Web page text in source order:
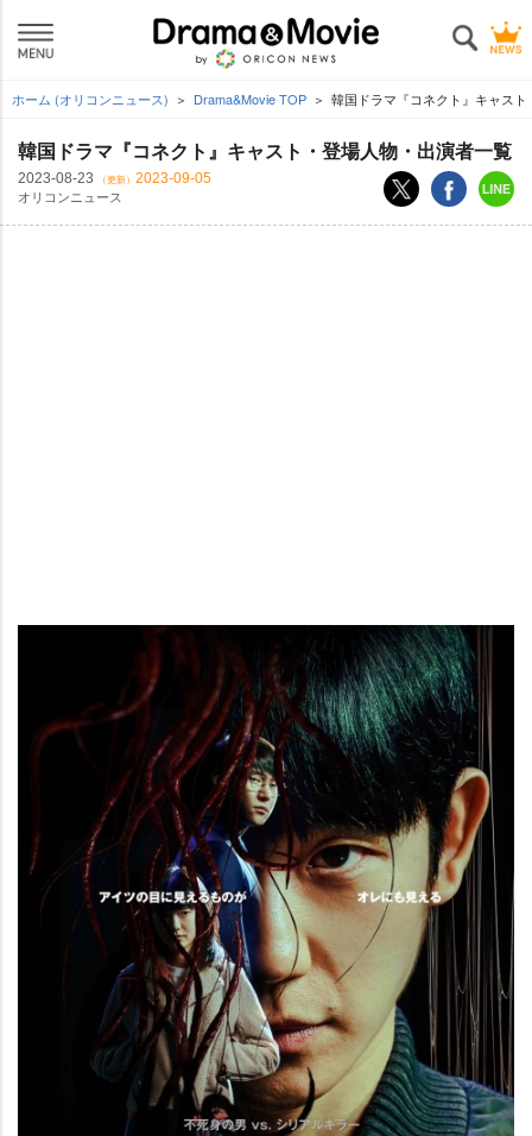
ホーム (オリコンニュース) Drama&Movie TOP 韓国ドラマ『コネクト』キャス
韓国ドラマ『コネクト』キャスト・登場人物・出演者一覧
2023-08-23 （更新） 2023-09-05
オリコンニュース